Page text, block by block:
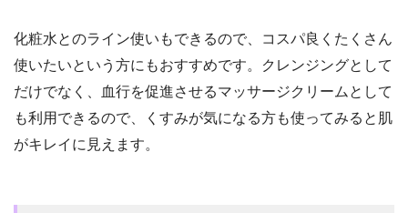
化粧水とのライン使いもできるので、コスパ良くたくさん
使いたいという方にもおすすめです。クレンジングとして
だけでなく、血行を促進させるマッサージクリームとして
も利用できるので、くすみが気になる方も使ってみると肌
がキレイに見えます。